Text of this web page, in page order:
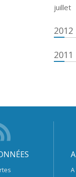
juillet
2012
2011